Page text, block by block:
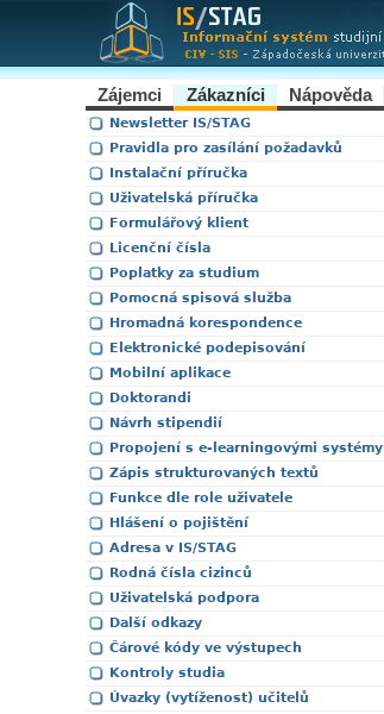
Zájemci Zákazníci Nápověda
Newsletter IS/STAG
Pravidla pro zasílání požadavků
Instalační příručka
Uživatelská příručka
Formulářový klient
Licenční čísla
Poplatky za studium
Pomocná spisová služba
Hromadná korespondence
Elektronické podepisování
Mobilní aplikace
Doktorandi
Návrh stipendií
Propojení s e-learningovými systémy
Zápis strukturovaných textů
Funkce dle role uživatele
Hlášení o pojištění
Adresa v IS/STAG
Rodná čísla cizinců
Uživatelská podpora
Další odkazy
Čárové kódy ve výstupech
Kontroly studia
Úvazky (vytíženost) učitelů